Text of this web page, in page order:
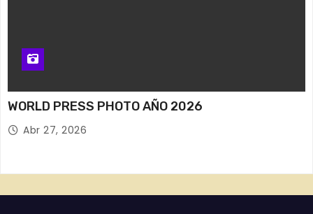
WORLD PRESS PHOTO AÑO 2026
Abr 27, 2026